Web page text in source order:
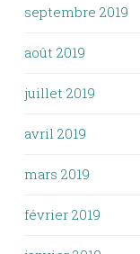
septembre 2019
août 2019
juillet 2019
avril 2019
mars 2019
février 2019